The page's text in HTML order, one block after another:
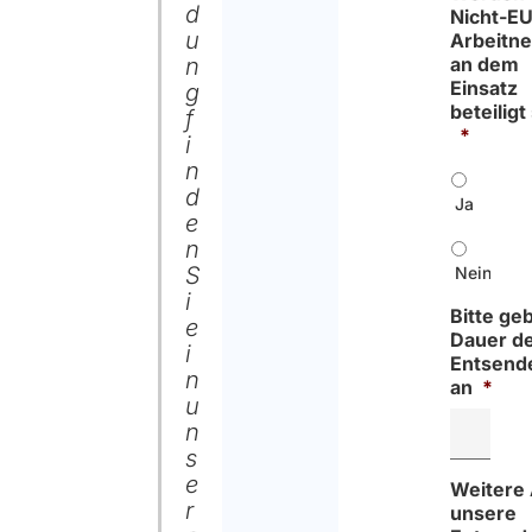
d
u
n
g
f
i
n
d
e
n
S
i
e
i
n
u
n
s
e
r
Nicht-
an dem
Einsatz
beteiligt
*
Ja
Nein
Bitte
Dauer
an *
Weitere
unsere